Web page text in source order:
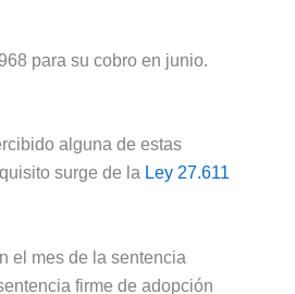
para su cobro en junio.
alguna de estas
surge de la Ley 27.611
el mes de la sentencia
firme de adopción